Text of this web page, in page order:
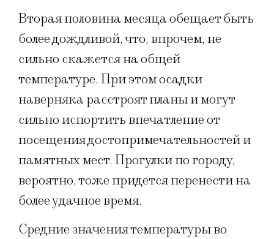
Вторая половина месяца обещает быть
более дождливой, что, впрочем, не
сильно скажется на общей
температуре. При этом осадки
наверняка расстроят планы и могут
сильно испортить впечатление от
посещения достопримечательностей и
памятных мест. Прогулки по городу,
вероятно, тоже придется перенести на
более удачное время.
Средние значения температуры во